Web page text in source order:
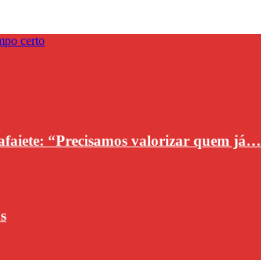
“Precisamos valorizar quem já…